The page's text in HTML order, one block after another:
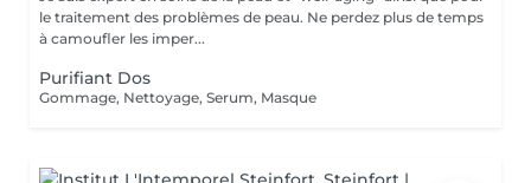
le traitement des problèmes de peau. Ne perdez plus de temps
à camoufler les imper...
Purifiant Dos
Gommage, Nettoyage, Serum, Masque